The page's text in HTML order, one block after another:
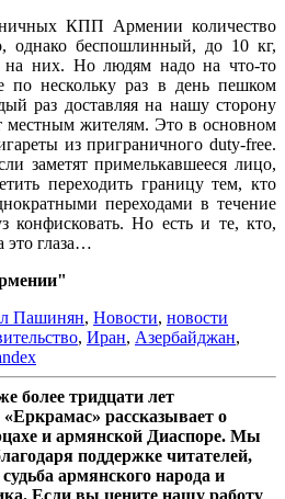
КПП Армении количество
однако беспошлинный, до 10 кг,
на них. Но людям надо на что-то
по нескольку раз в день пешком
раз доставляя на нашу сторону
местным жителям. Это в основном
из приграничного duty-free.
заметят примелькавшееся лицо,
переходить границу тем, кто
переходами в течение
конфисковать. Но есть и те, кто,
это глаза…
Пашинян, Новости, новости
, Иран, Азербайджан,
более тридцати лет
рассказывает о
и армянской Диаспоре. Мы
поддержке читателей,
армянского народа и
Если вы цените нашу работу